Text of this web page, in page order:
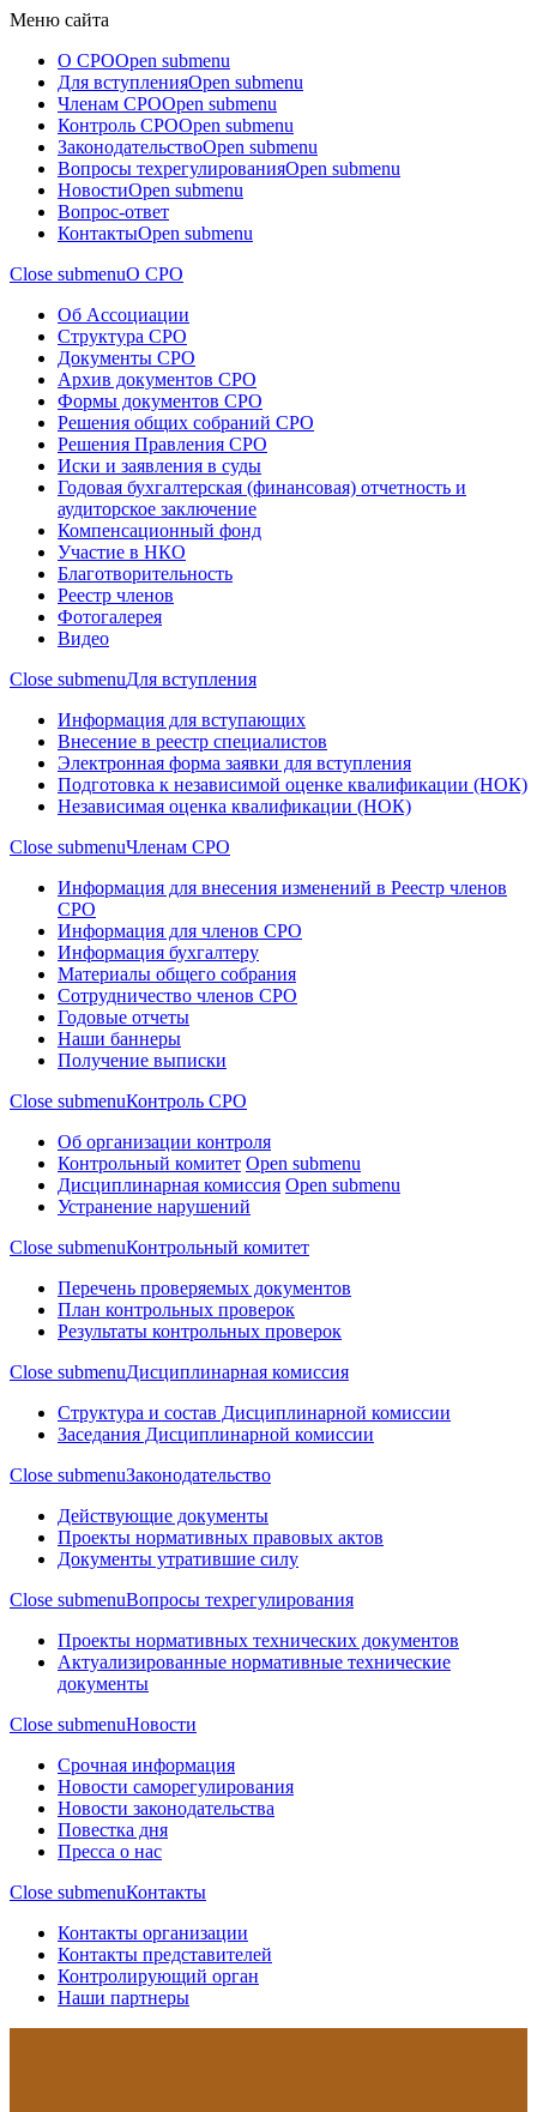
Меню сайта
О СРОOpen submenu
Для вступленияOpen submenu
Членам СРОOpen submenu
Контроль СРОOpen submenu
ЗаконодательствоOpen submenu
Вопросы техрегулированияOpen submenu
НовостиOpen submenu
Вопрос-ответ
КонтактыOpen submenu
Close submenuО СРО
Об Ассоциации
Структура СРО
Документы СРО
Архив документов СРО
Формы документов СРО
Решения общих собраний СРО
Решения Правления СРО
Иски и заявления в суды
Годовая бухгалтерская (финансовая) отчетность и
аудиторское заключение
Компенсационный фонд
Участие в НКО
Благотворительность
Реестр членов
Фотогалерея
Видео
Close submenuДля вступления
Информация для вступающих
Внесение в реестр специалистов
Электронная форма заявки для вступления
Подготовка к независимой оценке квалификации (НОК)
Независимая оценка квалификации (НОК)
Close submenuЧленам СРО
Информация для внесения изменений в Реестр членов
СРО
Информация для членов СРО
Информация бухгалтеру
Материалы общего собрания
Сотрудничество членов СРО
Годовые отчеты
Наши баннеры
Получение выписки
Close submenuКонтроль СРО
Об организации контроля
Контрольный комитет Open submenu
Дисциплинарная комиссия Open submenu
Устранение нарушений
Close submenuКонтрольный комитет
Перечень проверяемых документов
План контрольных проверок
Результаты контрольных проверок
Close submenuДисциплинарная комиссия
Структура и состав Дисциплинарной комиссии
Заседания Дисциплинарной комиссии
Close submenuЗаконодательство
Действующие документы
Проекты нормативных правовых актов
Документы утратившие силу
Close submenuВопросы техрегулирования
Проекты нормативных технических документов
Актуализированные нормативные технические
документы
Close submenuНовости
Срочная информация
Новости саморегулирования
Новости законодательства
Повестка дня
Пресса о нас
Close submenuКонтакты
Контакты организации
Контакты представителей
Контролирующий орган
Наши партнеры